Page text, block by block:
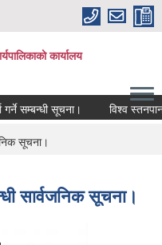
कार्यालय
सम्बन्धी सूचना। विश्व स्तनपान
सूचना।
सार्वजनिक सूचना।